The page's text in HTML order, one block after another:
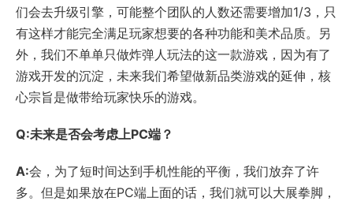
们会去升级引擎，可能整个团队的人数还需要增加1/3，只
有这样才能完全满足玩家想要的各种功能和美术品质。另
外，我们不单单只做炸弹人玩法的这一款游戏，因为有了
游戏开发的沉淀，未来我们希望做新品类游戏的延伸，核
心宗旨是做带给玩家快乐的游戏。
Q:未来是否会考虑上PC端？
A:会，为了短时间达到手机性能的平衡，我们放弃了许
多。但是如果放在PC端上面的话，我们就可以大展拳脚，